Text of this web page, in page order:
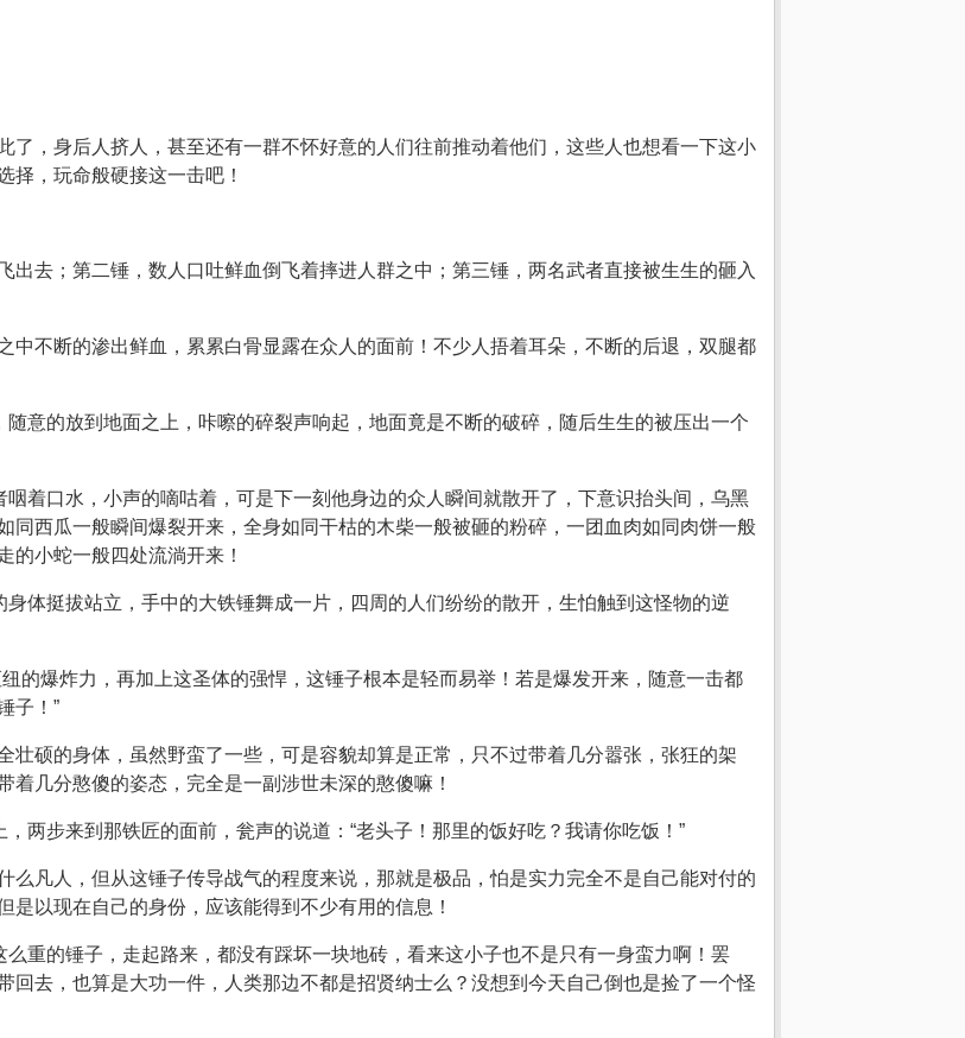
了，身后人挤人，甚至还有一群不怀好意的人们往前推动着他们，这些人也想看一下这小
择，玩命般硬接这一击吧！
出去；第二锤，数人口吐鲜血倒飞着摔进人群之中；第三锤，两名武者直接被生生的砸入
中不断的渗出鲜血，累累白骨显露在众人的面前！不少人捂着耳朵，不断的后退，双腿都
随意的放到地面之上，咔嚓的碎裂声响起，地面竟是不断的破碎，随后生生的被压出一个
咽着口水，小声的嘀咕着，可是下一刻他身边的众人瞬间就散开了，下意识抬头间，乌黑
同西瓜一般瞬间爆裂开来，全身如同干枯的木柴一般被砸的粉碎，一团血肉如同肉饼一般
的小蛇一般四处流淌开来！
身体挺拔站立，手中的大铁锤舞成一片，四周的人们纷纷的散开，生怕触到这怪物的逆
的爆炸力，再加上这圣体的强悍，这锤子根本是轻而易举！若是爆发开来，随意一击都
子！”
壮硕的身体，虽然野蛮了一些，可是容貌却算是正常，只不过带着几分嚣张，张狂的架
几分憨傻的姿态，完全是一副涉世未深的憨傻嘛！
两步来到那铁匠的面前，瓮声的说道：“老头子！那里的饭好吃？我请你吃饭！”
么凡人，但从这锤子传导战气的程度来说，那就是极品，怕是实力完全不是自己能对付的
以现在自己的身份，应该能得到不少有用的信息！
么重的锤子，走起路来，都没有踩坏一块地砖，看来这小子也不是只有一身蛮力啊！罢
回去，也算是大功一件，人类那边不都是招贤纳士么？没想到今天自己倒也是捡了一个怪